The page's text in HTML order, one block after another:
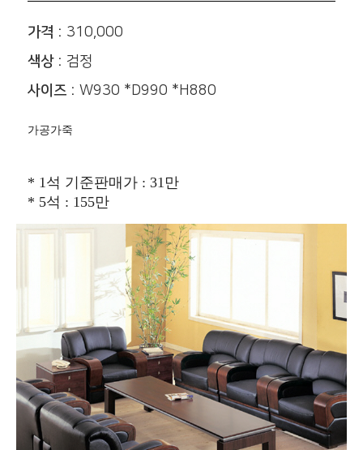
가격 : 310,000
색상 : 검정
사이즈 : W930 *D990 *H880
가공가죽
* 1석 기준판매가 : 31만
* 5석 : 155만